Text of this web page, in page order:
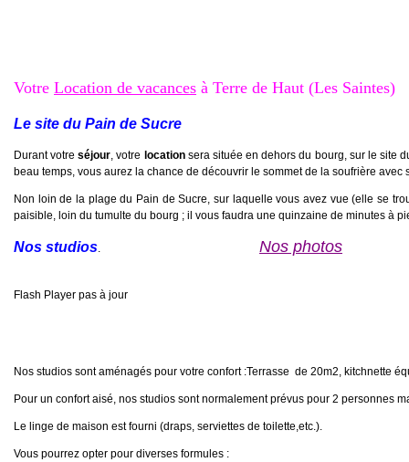
Votre Location de vacances à Terre de Haut (Les Saintes)
Le site du Pain de Sucre
Durant votreséjour, votre locationsera située en dehors du bourg, sur le site
beau temps, vous aurez la chance de découvrir le sommet de la soufrière
Non loin de la plage du Pain de Sucre, sur laquelle vous avez vue (elle se
paisible, loin du tumulte du bourg ; il vous faudra une quinzaine de minutes à
Nos studios. Nos photos
Flash Player pas à jour
Nos studios sont aménagés pour votre confort :Terrasse de 20m2, kitchnette
Pour un confort aisé, nos studios sont normalement prévus pour 2 personnes
Le linge de maison est fourni (draps, serviettes de toilette,etc.).
Vous pourrez opter pour diverses formules :